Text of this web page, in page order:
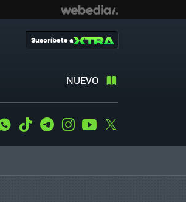
NUEVO
Suscríbete a
WhatsApp
Tiktok TelegramInstagramYoutube